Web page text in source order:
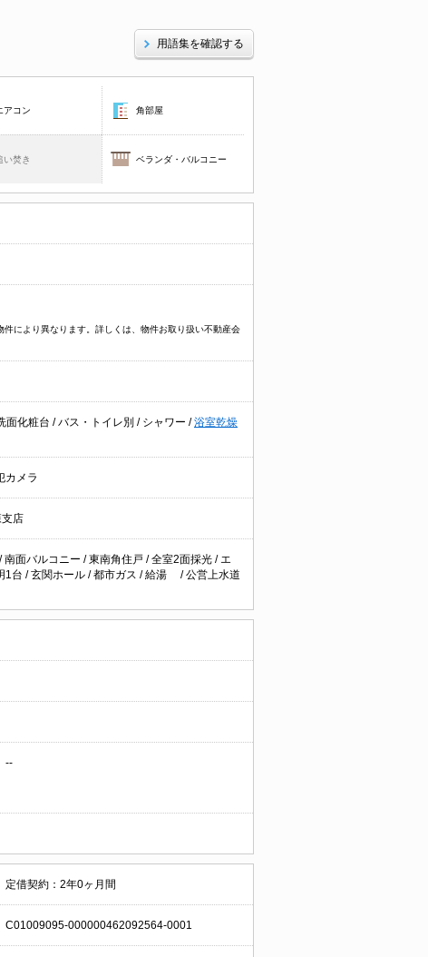
用語集を確認する
アコン 角部屋
い焚き ベランダ・バルコニー
により異なります。詳しくは、物件お取り扱い不動産会
面化粧台 /バス・トイレ別 / シャワー /浴室乾燥
カメラ
店
/南面バルコニー /東南角住戸 /全室2面採光 / エ
1台 /玄関ホール /都市ガス /給湯 /公営上水道
--
定借契約：2年0ヶ月間
C01009095-000000462092564-0001